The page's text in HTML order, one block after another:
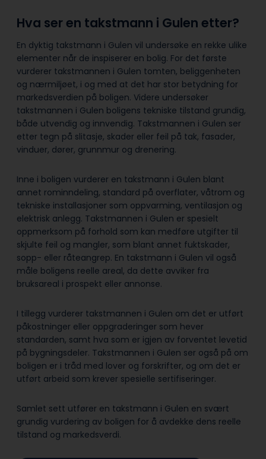
Hva ser en takstmann i Gulen etter?
En dyktig takstmann i Gulen vil undersøke en rekke ulike
elementer når de inspiserer en bolig. For det første
vurderer takstmannen i Gulen tomten, beliggenheten
og nærmiljøet, i og med at det har stor betydning for
markedsverdien på boligen. Videre undersøker
takstmannen i Gulen boligens tekniske tilstand grundig,
både utvendig og innvendig. Takstmannen i Gulen ser
etter tegn på slitasje, skader eller feil på tak, fasader,
vinduer, dører, grunnmur og drenering.
Inne i boligen vurderer en takstmann i Gulen blant
annet rominndeling, standard på overflater, våtrom og
tekniske installasjoner som oppvarming, ventilasjon og
elektrisk anlegg. Takstmannen i Gulen er spesielt
oppmerksom på forhold som kan medføre utgifter til
skjulte feil og mangler, som blant annet fuktskader,
sopp- eller råteangrep. En takstmann i Gulen vil også
måle boligens reelle areal, da dette avviker fra
bruksareal i prospekt eller annonse.
I tillegg vurderer takstmannen i Gulen om det er utført
påkostninger eller oppgraderinger som hever
standarden, samt hva som er igjen av forventet levetid
på bygningsdeler. Takstmannen i Gulen ser også på om
boligen er i tråd med lover og forskrifter, og om det er
utført arbeid som krever spesielle sertifiseringer.
Samlet sett utfører en takstmann i Gulen en svært
grundig vurdering av boligen for å avdekke dens reelle
tilstand og markedsverdi.